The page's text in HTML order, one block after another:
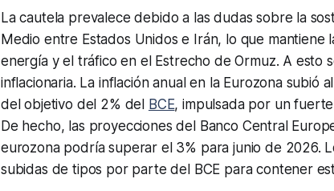
La cautela prevalece debido a las dudas sobre la
Medio entre Estados Unidos e Irán, lo que mantiene
energía y el tráfico en el Estrecho de Ormuz. A esto
inflacionaria. La inflación anual en la Eurozona subió
del objetivo del 2% del
BCE, impulsada por un
De hecho, las proyecciones del Banco Central
eurozona podría superar el 3% para junio de 2026.
subidas de tipos por parte del BCE para contener